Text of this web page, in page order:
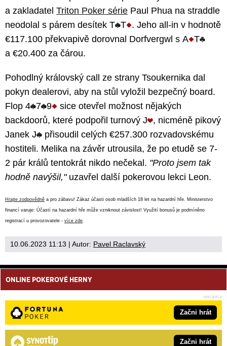
a zakladatel Triton Poker série Paul Phua na straddle
neodolal s párem desítek T T . Jeho all-in v hodnotě
€117.100 překvapivě dorovnal Dorfvergwl s A T
a €20.400 za čárou.
Pohodlný královský call ze strany Tsoukernika dal
pokyn dealerovi, aby na stůl vyložil bezpečný board.
Flop 4 7 9
sice otevřel možnost nějakých
backdoorů, které podpořil turnový J
, nicméně pikový
Janek J
přisoudil celých €257.300 rozvadovskému
hostiteli. Melika na závěr utrousila, že po etudě se 7-
2 pár králů tentokrát nikdo nečekal. "Proto jsem tak
hodně navýšil,"uzavřel další pokerovou lekci Leon.
Hrajte zodpovědně a pro zábavu! Zákaz účasti osob mladších 18 let na hazardní hře. Ministerstvo
financí varuje: Účastí na hazardní hře může vzniknout závislost! Využití bonusů je podmíněno
registrací u provozovatele - více zde
10.06.2023 11:13 | Autor: Pavel Raclavský
ONLINE POKEROVÉ HERNY
Začni hrát
Začni hrát